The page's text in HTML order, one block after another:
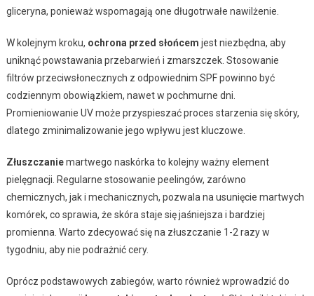
gliceryna, ponieważ wspomagają one długotrwałe nawilżenie.
W kolejnym kroku, ochrona przed słońcem jest niezbędna, aby
uniknąć powstawania przebarwień i zmarszczek. Stosowanie
filtrów przeciwsłonecznych z odpowiednim SPF powinno być
codziennym obowiązkiem, nawet w pochmurne dni.
Promieniowanie UV może przyspieszać proces starzenia się skóry,
dlatego zminimalizowanie jego wpływu jest kluczowe.
Złuszczaniemartwego naskórka to kolejny ważny element
pielęgnacji. Regularne stosowanie peelingów, zarówno
chemicznych, jak i mechanicznych, pozwala na usunięcie martwych
komórek, co sprawia, że skóra staje się jaśniejsza i bardziej
promienna. Warto zdecyować się na złuszczanie 1-2 razy w
tygodniu, aby nie podrażnić cery.
Oprócz podstawowych zabiegów, warto również wprowadzić do